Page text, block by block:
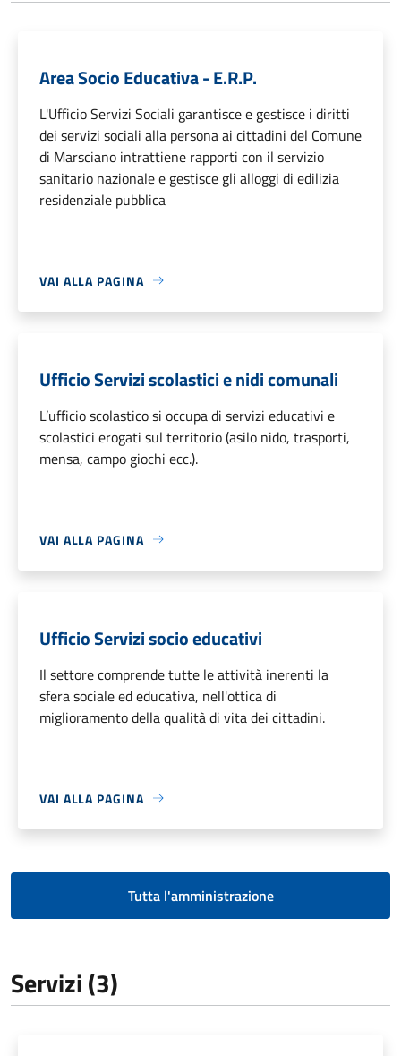
Area Socio Educativa - E.R.P.
L'Ufficio Servizi Sociali garantisce e gestisce i diritti
dei servizi sociali alla persona ai cittadini del Comune
di Marsciano intrattiene rapporti con il servizio
sanitario nazionale e gestisce gli alloggi di edilizia
residenziale pubblica
VAI ALLA PAGINA
Ufficio Servizi scolastici e nidi comunali
L’ufficio scolastico si occupa di servizi educativi e
scolastici erogati sul territorio (asilo nido, trasporti,
mensa, campo giochi ecc.).
VAI ALLA PAGINA
Ufficio Servizi socio educativi
Il settore comprende tutte le attività inerenti la
sfera sociale ed educativa, nell'ottica di
miglioramento della qualità di vita dei cittadini.
VAI ALLA PAGINA
Tutta l'amministrazione
Servizi (3)